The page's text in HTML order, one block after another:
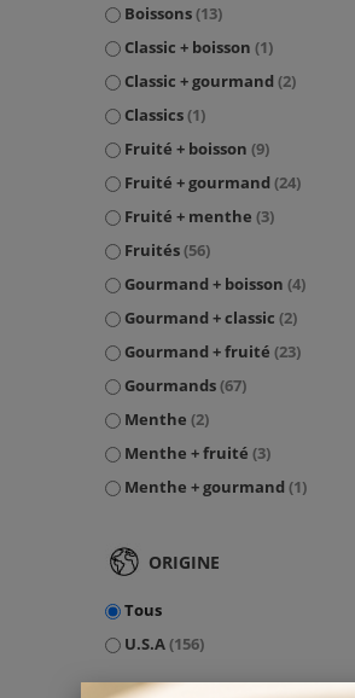
Boissons(13)
Classic + boisson (1)
Classic + gourmand (2)
Classics(1)
Fruité + boisson (9)
Fruité + gourmand (24)
Fruité + menthe (3)
Fruités(56)
Gourmand + boisson (4)
Gourmand + classic (2)
Gourmand + fruité (23)
Gourmands(67)
Menthe (2)
Menthe + fruité (3)
Menthe + gourmand (1)
ORIGINE
Tous
U.S.A(156)